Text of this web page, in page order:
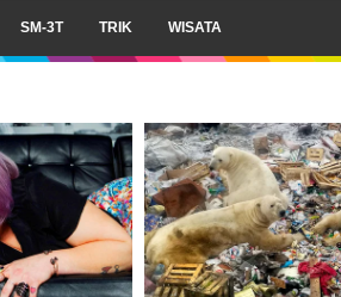
SM-3T TRIK WISATA